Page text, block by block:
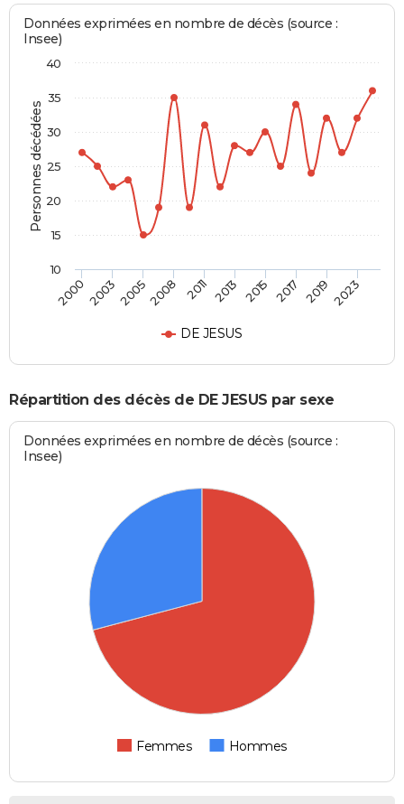
Personnes décédées
Données exprimées en nombre de décès (source :
Insee)
DE JESUS
2000200320052008 2011 2013 2015 2017 2019 2023
10
15
20
25
30
35
40
Répartition des décès de DE JESUS par sexe
Données exprimées en nombre de décès (source :
Insee)
Femmes Hommes